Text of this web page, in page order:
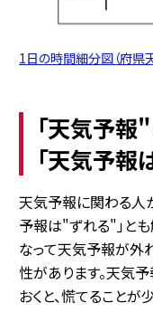
1日の時間細分図（府県
「天気予報
「天気予報
天気予報に関わる人
予報は"ずれる"」と
なって天気予報が外
性があります。天気
おくと、慌てることが